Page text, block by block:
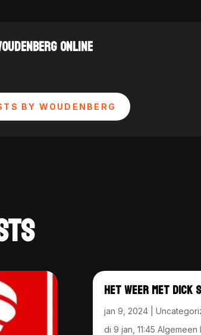
ONLINE
BY WOUDENBERG
HET WEER MET DICK
jan 9, 2024|
di 9 jan, 11:45 Algemeen